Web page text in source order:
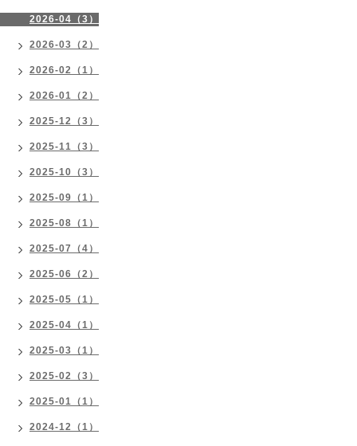
2026-04（3）
2026-03（2）
2026-02（1）
2026-01（2）
2025-12（3）
2025-11（3）
2025-10（3）
2025-09（1）
2025-08（1）
2025-07（4）
2025-06（2）
2025-05（1）
2025-04（1）
2025-03（1）
2025-02（3）
2025-01（1）
2024-12（1）